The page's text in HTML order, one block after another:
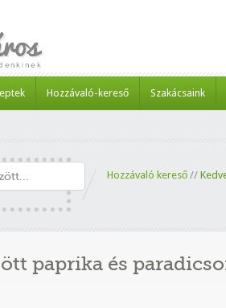
Hozzávaló-kereső Szakácsaink
Hozzávaló kereső //
paprika és